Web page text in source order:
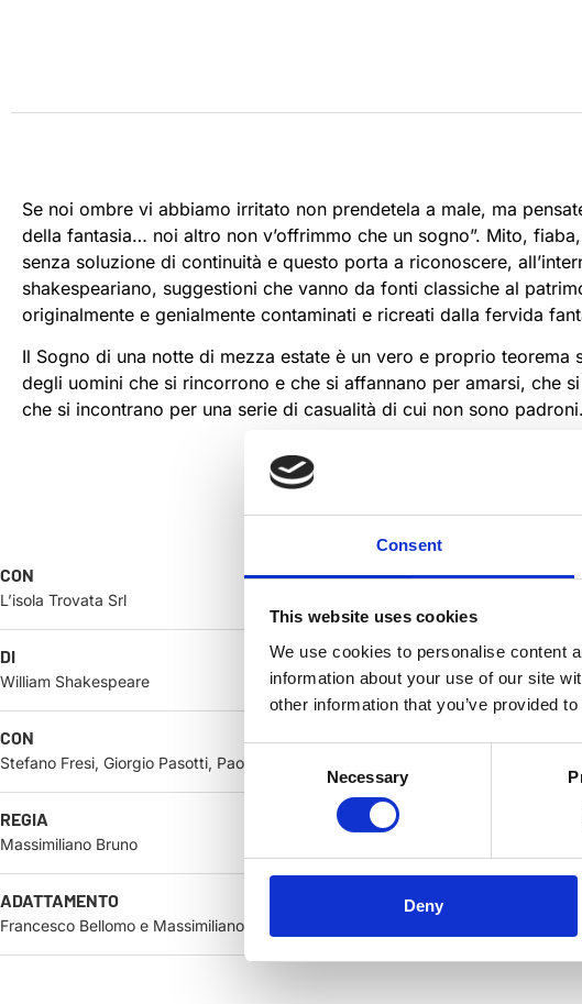
Consent
This website uses cookies
We use cookies to personalise content
information about your use of our site
other information that you’ve provided
Necessary
Deny
Se noi ombre vi abbiamo irritato non prendetela a male, ma
della fantasia… noi altro non v’offrimmo che un sogno”. Mito,
senza soluzione di continuità e questo porta a riconoscere,
shakespeariano, suggestioni che vanno da fonti classiche al
originalmente e genialmente contaminati e ricreati dalla fervida
Il Sogno di una notte di mezza estate è un vero e proprio teorema
degli uomini che si rincorrono e che si affannano per amarsi, che
che si incontrano per una serie di casualità di cui non sono padroni.
CON
L’isola Trovata Srl
DI
William Shakespeare
CON
Stefano Fresi, Giorgio Pasotti, Paolo Ruffini e Violante Placido
REGIA
Massimiliano Bruno
ADATTAMENTO
Francesco Bellomo e Massimiliano Bruno